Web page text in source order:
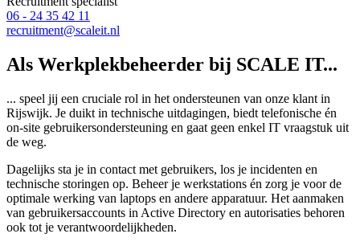
06 - 24 35 42 11
recruitment@scaleit.nl
Als Werkplekbeheerder bij SCALE IT...
... speel jij een cruciale rol in het ondersteunen van onze klant in
Rijswijk. Je duikt in technische uitdagingen, biedt telefonische én
on-site gebruikersondersteuning en gaat geen enkel IT vraagstuk uit
de weg.
Dagelijks sta je in contact met gebruikers, los je incidenten en
technische storingen op. Beheer je werkstations én zorg je voor de
optimale werking van laptops en andere apparatuur. Het aanmaken
van gebruikersaccounts in Active Directory en autorisaties behoren
ook tot je verantwoordelijkheden.